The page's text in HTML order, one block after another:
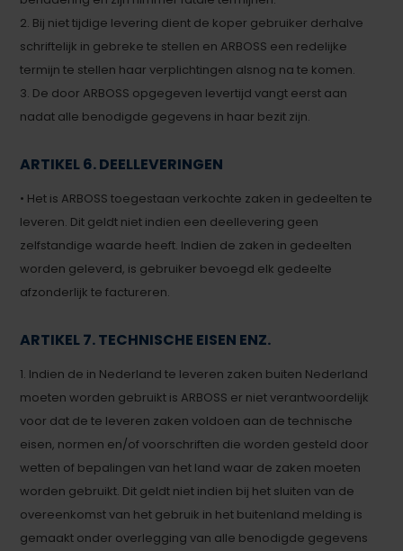
2. Bij niet tijdige levering dient de koper gebruiker derhalve
schriftelijk in gebreke te stellen en ARBOSS een redelijke
termijn te stellen haar verplichtingen alsnog na te komen.
3. De door ARBOSS opgegeven levertijd vangt eerst aan
nadat alle benodigde gegevens in haar bezit zijn.
ARTIKEL 6. DEELLEVERINGEN
• Het is ARBOSS toegestaan verkochte zaken in gedeelten te
leveren. Dit geldt niet indien een deellevering geen
zelfstandige waarde heeft. Indien de zaken in gedeelten
worden geleverd, is gebruiker bevoegd elk gedeelte
afzonderlijk te factureren.
ARTIKEL 7. TECHNISCHE EISEN ENZ.
1. Indien de in Nederland te leveren zaken buiten Nederland
moeten worden gebruikt is ARBOSS er niet verantwoordelijk
voor dat de te leveren zaken voldoen aan de technische
eisen, normen en/of voorschriften die worden gesteld door
wetten of bepalingen van het land waar de zaken moeten
worden gebruikt. Dit geldt niet indien bij het sluiten van de
overeenkomst van het gebruik in het buitenland melding is
gemaakt onder overlegging van alle benodigde gegevens